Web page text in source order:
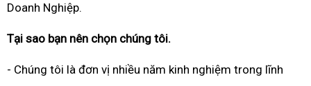
Doanh Nghiệp.
Tại sao bạn nên chọn chúng tôi.
- Chúng tôi là đơn vị nhiều năm kinh nghiệm trong lĩnh